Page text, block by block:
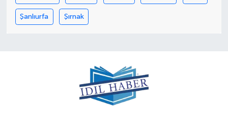
Şanlıurfa Şırnak